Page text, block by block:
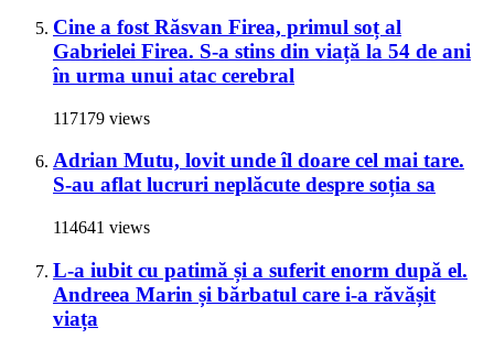
Cine a fost Răsvan Firea, primul soț al
Gabrielei Firea. S-a stins din viață la 54 de ani
în urma unui atac cerebral
117179 views
Adrian Mutu, lovit unde îl doare cel mai tare.
S-au aflat lucruri neplăcute despre soția sa
114641 views
L-a iubit cu patimă și a suferit enorm după el.
Andreea Marin și bărbatul care i-a răvășit
viața